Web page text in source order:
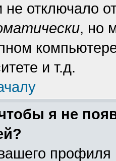
не отключало
, но
и т.д.
я не